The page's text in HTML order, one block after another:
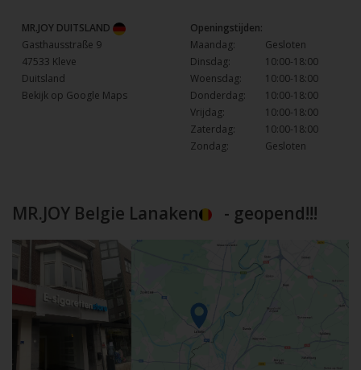
MR.JOY DUITSLAND
Gasthausstraße 9
47533 Kleve
Duitsland
Bekijk op Google Maps
Openingstijden:
Maandag:
Gesloten
Dinsdag:
10:00-18:00
Woensdag:
10:00-18:00
Donderdag:
10:00-18:00
Vrijdag:
10:00-18:00
Zaterdag:
10:00-18:00
Zondag:
Gesloten
MR.JOY Belgie Lanaken - geopend!!!